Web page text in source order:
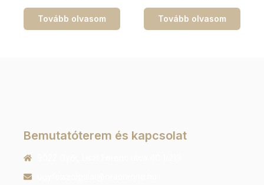
Tovább olvasom Tovább olvasom
Bemutatóterem és kapcsolat